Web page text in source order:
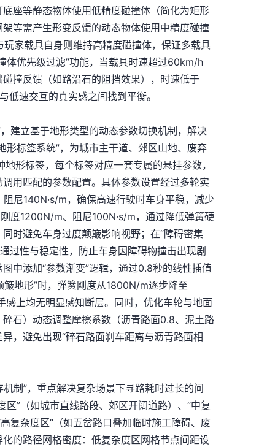
座等静态物体使用低精度碰撞体（简化为矩形
等需产生形变反馈的动态物体使用中精度碰撞
家载具自身则维持高精度碰撞体，保证多载具
体优先级过滤”功能，当载具时速超过60km/h
撞反馈（如路沿石的阻挡效果），时速低于
速交互的真实感之间找到平衡。
建立基于地形类型的动态参数切换机制，解决
形标签系统”，为城市主干道、郊区山地、废弃
地形标签，每个标签对应一套专属的悬挂参数，
用匹配的参数配置。具体参数设置经过多轮实
尼140N·s/m，确保高速行驶时车身平稳，减少
度1200N/m、阻尼100N·s/m，通过降低弹簧硬
时避免车身过度颠簸影响视野；在“障碍密集
过性与稳定性，防止车身因障碍物撞击出现剧
中添加“参数渐变”逻辑，通过0.8秒的线性插值
地形”时，弹簧刚度从1800N/m逐步降至
上均无明显感知断层。同时，优化车轮与地面
石）动态调整摩擦系数（沥青路面0.8、泥土路
，避免出现“碎石路面刹车距离与沥青路面相
制”，重点解决复杂场景下寻路耗时过长的问
”（如城市直线路段、郊区开阔道路）、“中复
复杂度区”（如五岔路口叠加临时施工障碍、废
的路径网格密度：低复杂度区网格节点间距设